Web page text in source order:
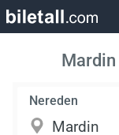
Mardin
Nereden